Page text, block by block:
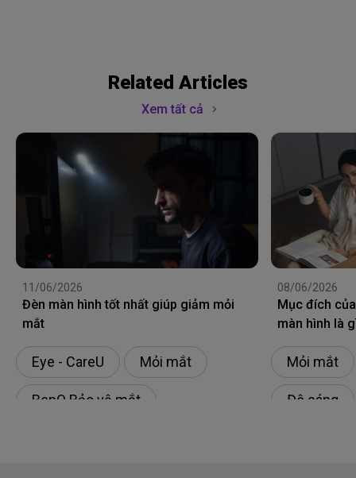
Related Articles
Xem tất cả
11/06/2026
Đèn màn hình tốt nhất giúp giảm mỏi
mắt
Eye - CareU Mỏi mắt
BenQ Bảo vệ mắt
08/06/2026
Mục đích
màn hình là
Mỏi mắt
Độ sáng